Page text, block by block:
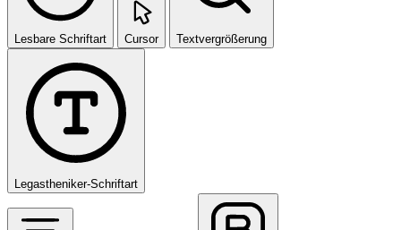
Lesbare Schriftart Cursor Textvergrößerung
Legastheniker-Schriftart